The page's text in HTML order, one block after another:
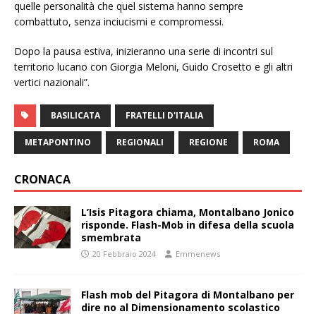
quelle personalità che quel sistema hanno sempre
combattuto, senza inciucismi e compromessi.
Dopo la pausa estiva, inizieranno una serie di incontri sul
territorio lucano con Giorgia Meloni, Guido Crosetto e gli altri
vertici nazionali”.
BASILICATA FRATELLI D'ITALIA
METAPONTINO REGIONALI REGIONE ROMA
CRONACA
L’Isis Pitagora chiama, Montalbano Jonico
risponde. Flash-Mob in difesa della scuola
smembrata
20 Febbraio 2024 Emmenews
Flash mob del Pitagora di Montalbano per
dire no al Dimensionamento scolastico